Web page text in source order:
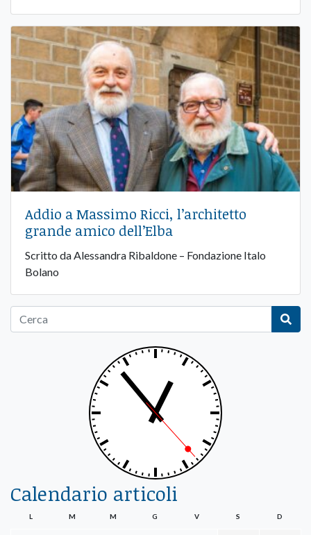
Addio a Massimo Ricci, l’architetto
grande amico dell’Elba
Scritto da Alessandra Ribaldone – Fondazione Italo
Bolano
Calendario articoli
L M M G V S D